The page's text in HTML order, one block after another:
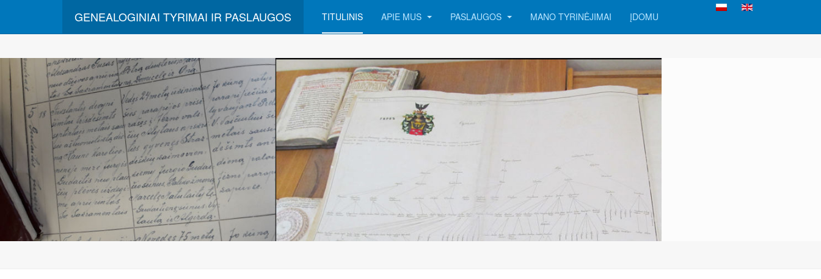
GENEALOGINIAI TYRIMAI IR PASLAUGOS
Pasirinkite savo kalbą
TITULINIS
APIE MUS PASLAUGOS MANO TYRINĖJIMAI ĮDOMU